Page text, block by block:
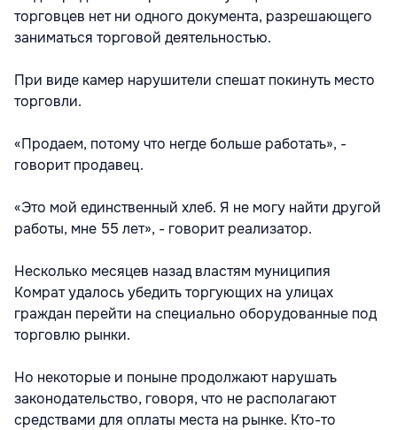
торговцев нет ни одного документа, разрешающего
заниматься торговой деятельностью.
При виде камер нарушители спешат покинуть место
торговли.
«Продаем, потому что негде больше работать», -
говорит продавец.
«Это мой единственный хлеб. Я не могу найти другой
работы, мне 55 лет», - говорит реализатор.
Несколько месяцев назад властям муниципия
Комрат удалось убедить торгующих на улицах
граждан перейти на специально оборудованные под
торговлю рынки.
Но некоторые и поныне продолжают нарушать
законодательство, говоря, что не располагают
средствами для оплаты места на рынке. Кто-то